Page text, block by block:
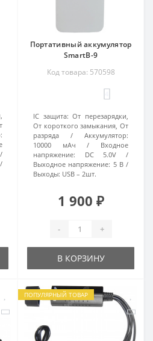
Портативный аккумулятор
SmartB-9
Код товара: 570598
IC защита: От перезарядки,
От короткого замыкания, От
разряда
Аккумулятор:
10000 мАч
Входное
напряжение:
DC 5.0V
Выходное напряжение: 5 В
Выходы: USB – 2шт.
1 900 ₽
- +
В КОРЗИНУ
ПОПУЛЯРНЫЙ ТОВАР